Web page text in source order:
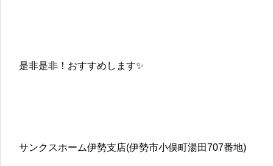
是非是非！おすすめします✨
サンクスホーム伊勢支店(伊勢市小俣町湯田707番地)